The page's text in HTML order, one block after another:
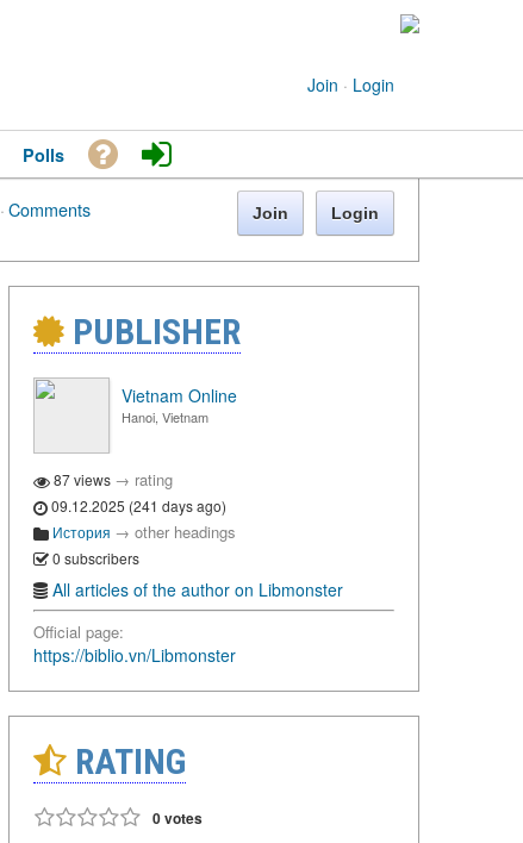
Join · Login
Polls
·Comments Join Login
PUBLISHER
Vietnam Online
Hanoi, Vietnam
87 views → rating
09.12.2025 (241 days ago)
История → other headings
0 subscribers
All articles of the author on Libmonster
Official page:
https://biblio.vn/Libmonster
RATING
0 votes